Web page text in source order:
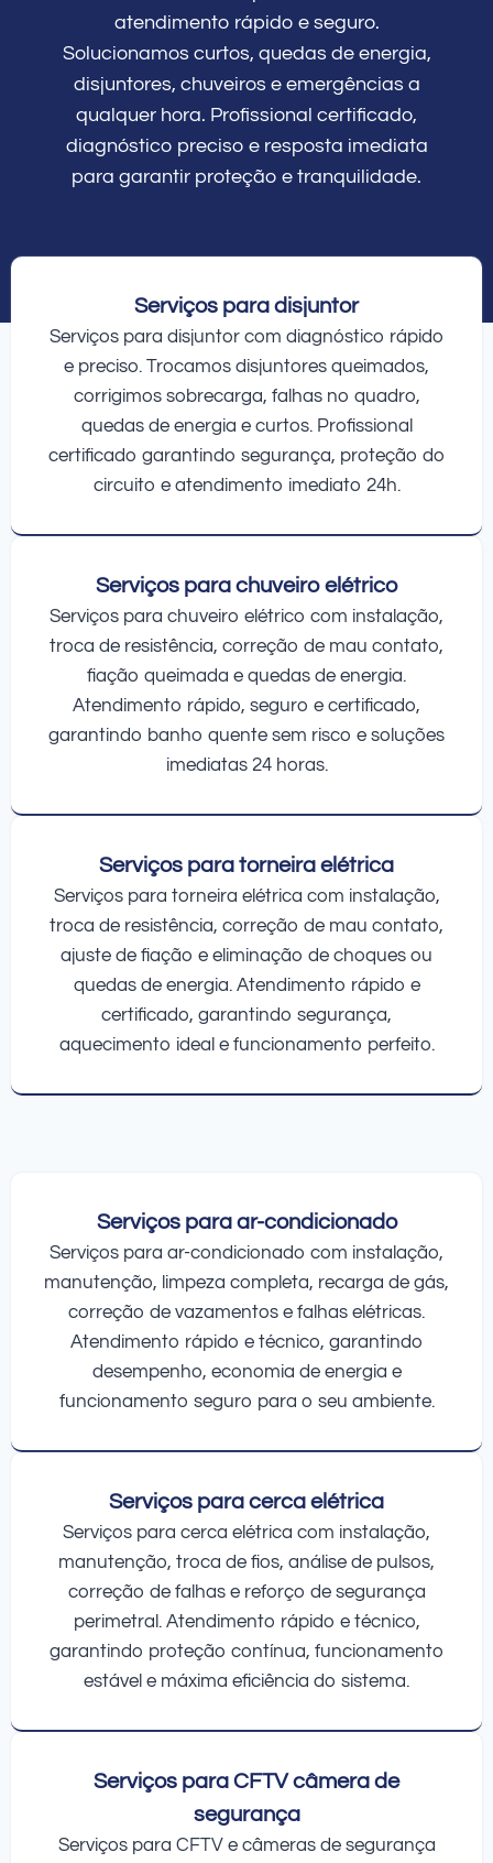
atendimento rápido e seguro.
Solucionamos curtos, quedas de energia,
disjuntores, chuveiros e emergências a
qualquer hora. Profissional certificado,
diagnóstico preciso e resposta imediata
para garantir proteção e tranquilidade.
Serviços para disjuntor
Serviços para disjuntor com diagnóstico rápido
e preciso. Trocamos disjuntores queimados,
corrigimos sobrecarga, falhas no quadro,
quedas de energia e curtos. Profissional
certificado garantindo segurança, proteção do
circuito e atendimento imediato 24h.
Serviços para chuveiro elétrico
Serviços para chuveiro elétrico com instalação,
troca de resistência, correção de mau contato,
fiação queimada e quedas de energia.
Atendimento rápido, seguro e certificado,
garantindo banho quente sem risco e soluções
imediatas 24 horas.
Serviços para torneira elétrica
Serviços para torneira elétrica com instalação,
troca de resistência, correção de mau contato,
ajuste de fiação e eliminação de choques ou
quedas de energia. Atendimento rápido e
certificado, garantindo segurança,
aquecimento ideal e funcionamento perfeito.
Serviços para ar-condicionado
Serviços para ar-condicionado com instalação,
manutenção, limpeza completa, recarga de gás,
correção de vazamentos e falhas elétricas.
Atendimento rápido e técnico, garantindo
desempenho, economia de energia e
funcionamento seguro para o seu ambiente.
Serviços para cerca elétrica
Serviços para cerca elétrica com instalação,
manutenção, troca de fios, análise de pulsos,
correção de falhas e reforço de segurança
perimetral. Atendimento rápido e técnico,
garantindo proteção contínua, funcionamento
estável e máxima eficiência do sistema.
Serviços para CFTV câmera de
segurança
Serviços para CFTV e câmeras de segurança